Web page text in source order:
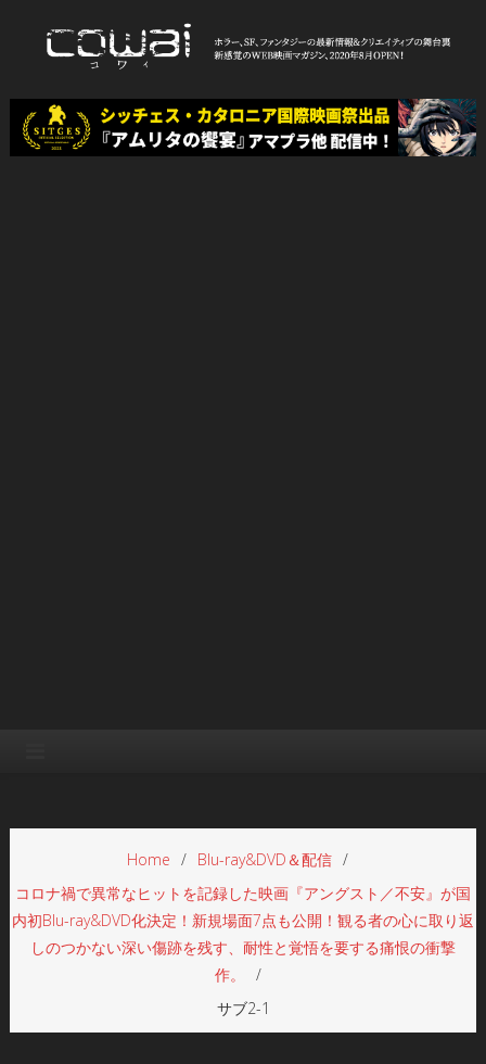
WEB映画マガジン「cowai コ
ワイ」
Home
Blu-ray&DVD＆配信
コロナ禍で異常なヒットを記録した映画『アングスト／不安』が国
内初Blu-ray&DVD化決定！新規場面7点も公開！観る者の心に取り返
しのつかない深い傷跡を残す、耐性と覚悟を要する痛恨の衝撃
作。
サブ2-1